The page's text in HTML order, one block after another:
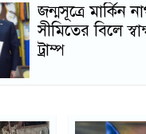
জন্মসূত্রে মার্কিন
সীমিতের বিলে
ট্রাম্প